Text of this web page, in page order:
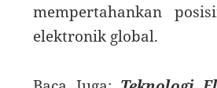
mempertahankan
elektronik global.